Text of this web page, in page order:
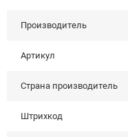
Производитель
Артикул
Страна производитель
Штрихкод